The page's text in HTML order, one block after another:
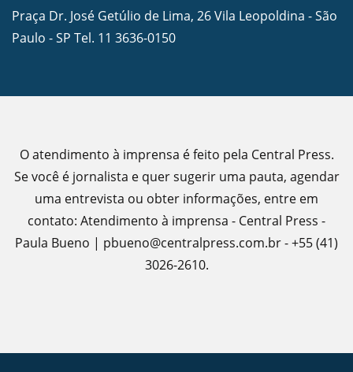
Praça Dr. José Getúlio de Lima, 26 Vila Leopoldina - São
Paulo - SP Tel. 11 3636-0150
O atendimento à imprensa é feito pela Central Press.
Se você é jornalista e quer sugerir uma pauta, agendar
uma entrevista ou obter informações, entre em
contato: Atendimento à imprensa - Central Press -
Paula Bueno | pbueno@centralpress.com.br - +55 (41)
3026-2610.